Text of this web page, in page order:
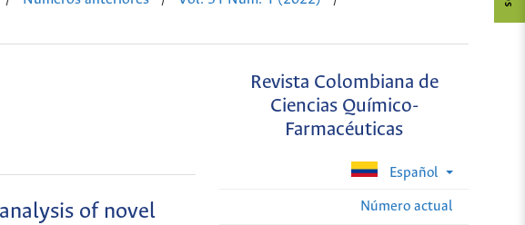
Revista Colombiana de
Ciencias Químico-
Farmacéuticas
Español
Número actual
of novel